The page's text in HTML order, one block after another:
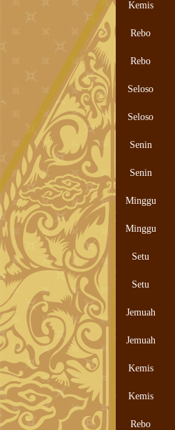
Kemis
Rebo
Rebo
Seloso
Seloso
Senin
Senin
Minggu
Minggu
Setu
Setu
Jemuah
Jemuah
Kemis
Kemis
Rebo